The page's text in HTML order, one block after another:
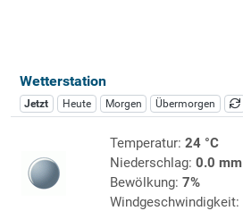
Wetterstation
Jetzt Heute Morgen Übermorgen
Temperatur: 24 °C
Niederschlag: 0.0 mm
Bewölkung: 7%
Windgeschwindigkeit: